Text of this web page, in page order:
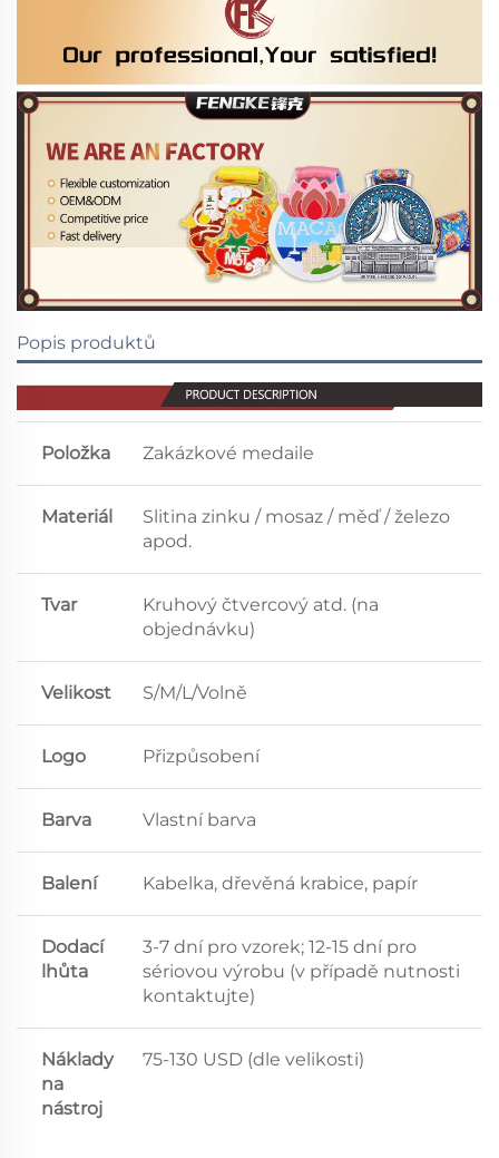
Popis produktů
Položka Zakázkové medaile
Materiál
Slitina zinku / mosaz / měď / železo
apod.
Tvar
Kruhový čtvercový atd. (na
objednávku)
Velikost S/M/L/Volně
Logo Přizpůsobení
Barva Vlastní barva
Balení Kabelka, dřevěná krabice, papír
Dodací
lhůta
3-7 dní pro vzorek; 12-15 dní pro
sériovou výrobu (v případě nutnosti
kontaktujte)
Náklady
na
nástroj
75-130 USD (dle velikosti)